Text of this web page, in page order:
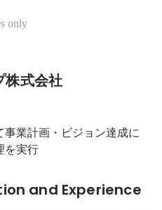
only
株式会社
業計画・ビジョン達成に
を実行